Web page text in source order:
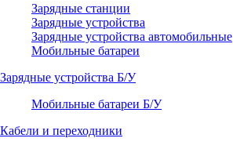
Зарядные станции
Зарядные устройства
Зарядные устройства автомобильные
Мобильные батареи
Зарядные устройства Б/У
Мобильные батареи Б/У
Кабели и переходники